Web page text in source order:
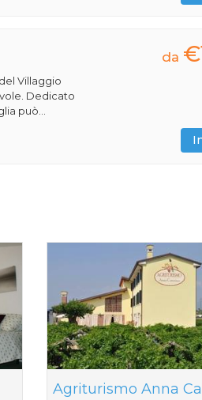
Villaggio
Dedicato
può...
da
Agriturismo Anna